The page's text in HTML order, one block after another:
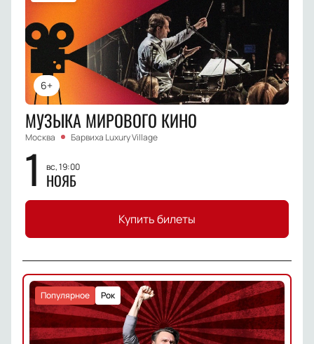
6+
МУЗЫКА МИРОВОГО КИНО
Москва Барвиха Luxury Village
1 вс, 19:00
НОЯБ
Купить билеты
Рок
Популярное